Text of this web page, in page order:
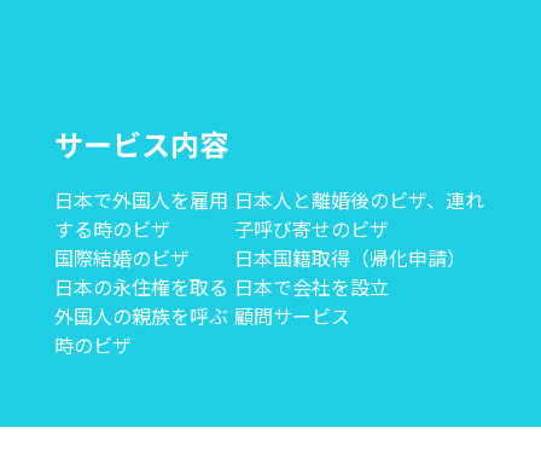
サービス内容
日本で外国人を雇用
する時のビザ
国際結婚のビザ
日本の永住権を取る
外国人の親族を呼ぶ
時のビザ
日本人と離婚後のビザ、連れ
子呼び寄せのビザ
日本国籍取得（帰化申請）
日本で会社を設立
顧問サービス